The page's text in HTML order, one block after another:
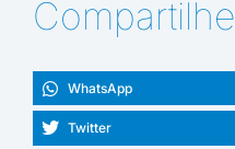
Compartilhe
WhatsApp
Twitter